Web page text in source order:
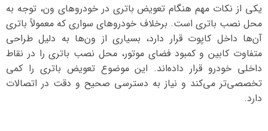
یکی از نکات مهم هنگام تعویض باتری در خودروهای ون، توجه به
محل نصب باتری است. برخلاف خودروهای سواری که معمولاً باتری
آن‌ها داخل کاپوت قرار دارد، بسیاری از ون‌ها به دلیل طراحی
متفاوت کابین و کمبود فضای موتور، محل نصب باتری را در نقاط
داخلی خودرو قرار داده‌اند. این موضوع تعویض باتری را کمی
تخصصی‌تر می‌کند و نیاز به دسترسی صحیح و دقت در اتصالات
دارد.